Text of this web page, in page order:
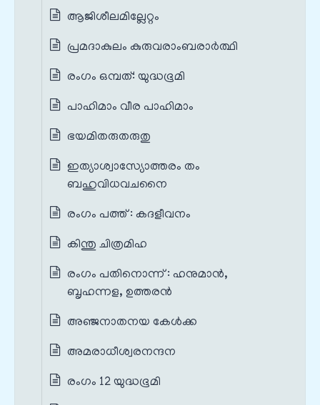
ആജിശീലമില്ലേറ്റം
പ്രമദാകുലം കുരുവരാംബരാർത്ഥി
രംഗം ഒമ്പത്: യുദ്ധഭൂമി
പാഹിമാം വീര പാഹിമാം
ഭയമിതരുതരുതു
ഇത്യാശ്വാസ്യോത്തരം തം
ബഹുവിധവചനൈ
രംഗം പത്ത് : കദളീവനം
കിന്തു ചിത്രമിഹ
രംഗം പതിനൊന്ന് : ഹനുമാൻ,
ബൃഹന്നള, ഉത്തരൻ
അഞ്ജനാതനയ കേൾക്ക
അമരാധീശ്വരനന്ദന
രംഗം 12 യുദ്ധഭൂമി